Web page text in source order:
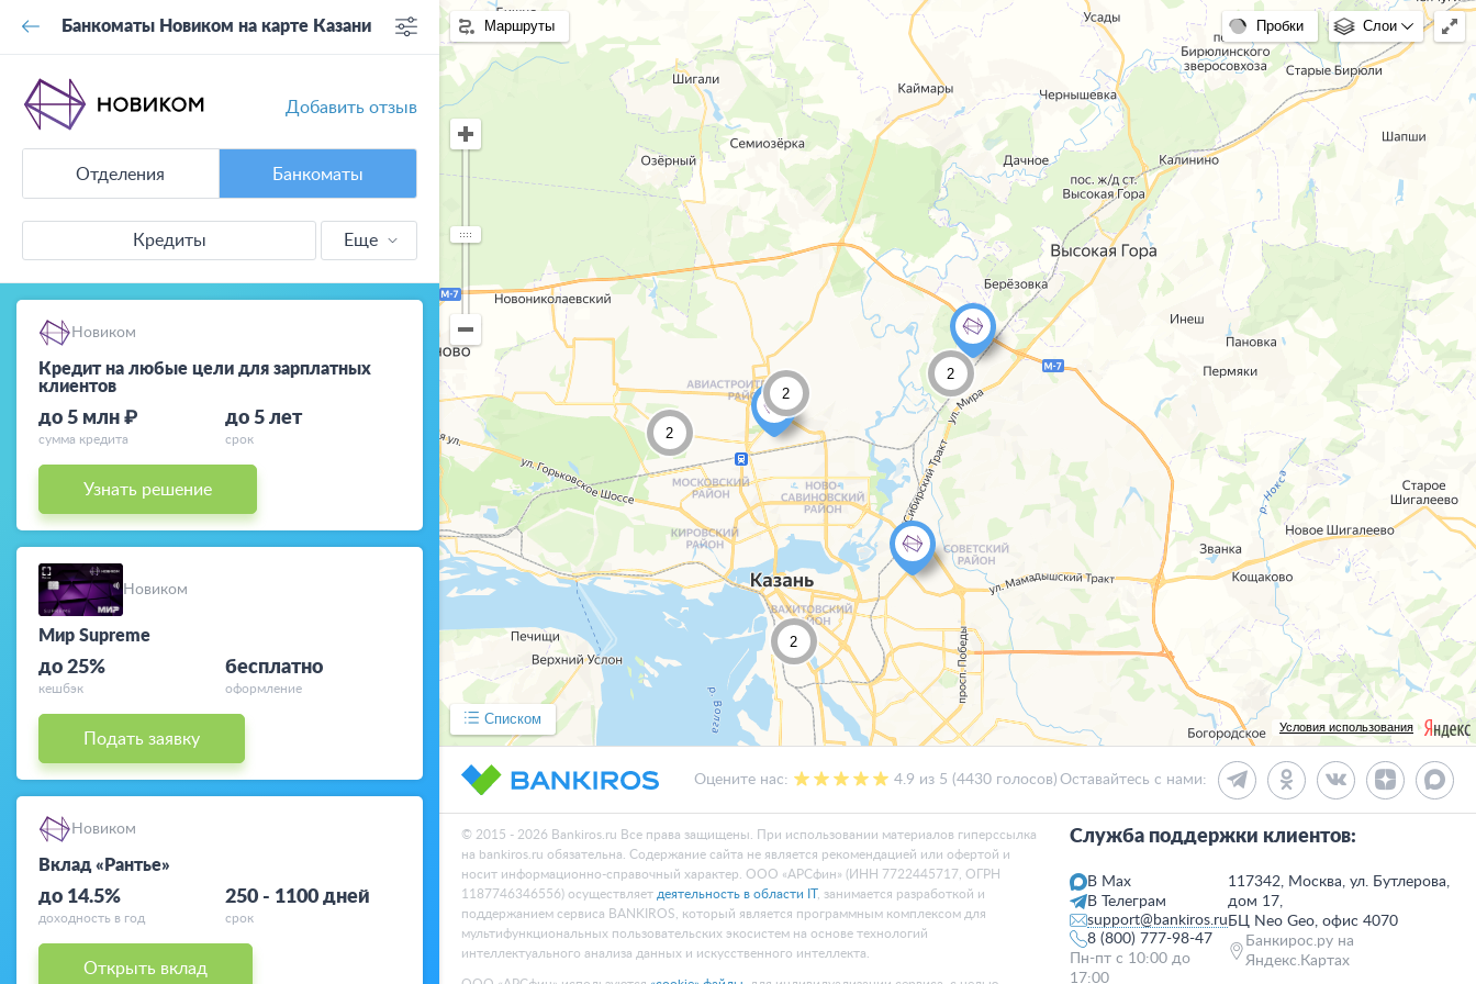
Банкоматы Новиком на карте Казани
Добавить отзыв
Отделения Банкоматы
Кредиты
Кредитные
карты
Отделения
Еще
Новиком
Кредит на любые цели для зарплатных
клиентов
до 5 млн ₽
сумма кредита
до 5 лет
срок
Узнать решение
Новиком
Мир Supreme
до 25%
кешбэк
бесплатно
оформление
Подать заявку
Новиком
Вклад «Рантье»
до 14.5%
доходность в год
250 - 1100 дней
срок
Открыть вклад
Условия использования
Маршруты Пробки Слои
Списком
2
2
2
2
Оцените нас: 4.9 из 5 (4430 голосов) Оставайтесь с нами:
© 2015 - 2026 Bankiros.ru Все права защищены. При использовании материалов гиперссылка
на bankiros.ru обязательна. Содержание сайта не является рекомендацией или офертой и
носит информационно-справочный характер. ООО «АРСфин» (ИНН 7722445717, ОГРН
1187746346556) осуществляет деятельность в области IT, занимается разработкой и
поддержанием сервиса BANKIROS, который является программным комплексом для
мультифункциональных пользовательских экосистем на основе технологий
интеллектуального анализа данных и искусственного интеллекта.
Служба поддержки клиентов:
В Max
В Телеграм
support@bankiros.ru
8 (800) 777-98-47
Пн-пт с 10:00 до
17:00
117342, Москва, ул. Бутлерова,
дом 17,
БЦ Neo Geo, офис 4070
Банкирос.ру на
Яндекс.Картах